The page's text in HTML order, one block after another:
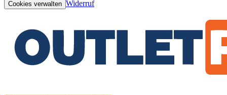
Cookies verwalten Widerruf